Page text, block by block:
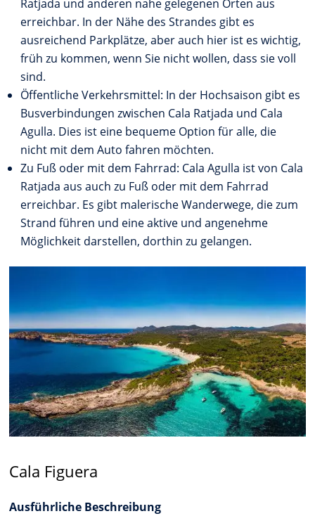
Ratjada und anderen nahe gelegenen Orten aus
erreichbar. In der Nähe des Strandes gibt es
ausreichend Parkplätze, aber auch hier ist es wichtig,
früh zu kommen, wenn Sie nicht wollen, dass sie voll
sind.
Öffentliche Verkehrsmittel: In der Hochsaison gibt es
Busverbindungen zwischen Cala Ratjada und Cala
Agulla. Dies ist eine bequeme Option für alle, die
nicht mit dem Auto fahren möchten.
Zu Fuß oder mit dem Fahrrad: Cala Agulla ist von Cala
Ratjada aus auch zu Fuß oder mit dem Fahrrad
erreichbar. Es gibt malerische Wanderwege, die zum
Strand führen und eine aktive und angenehme
Möglichkeit darstellen, dorthin zu gelangen.
Cala Figuera
Ausführliche Beschreibung